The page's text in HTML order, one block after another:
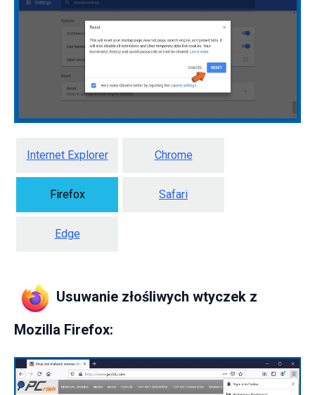
Internet Explorer Chrome
Firefox Safari
Edge
Usuwanie złośliwych wtyczek z
Mozilla Firefox: